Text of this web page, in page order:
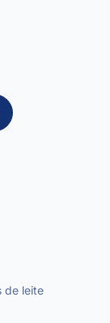
Pecuária
de leite